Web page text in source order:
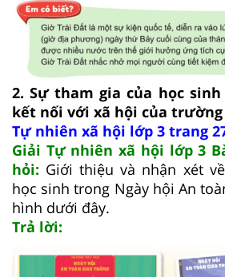
2. Sự tham gia của học
kết nối với xã hội của trường
Tự nhiên xã hội lớp 3 trang
Giải Tự nhiên xã hội lớp 3
hỏi: Giới thiệu và nhận xét
học sinh trong Ngày hội An
hình dưới đây.
Trả lời: